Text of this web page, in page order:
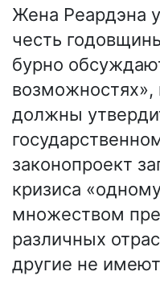
Жена Реардэна
честь
бурно
возможностях»,
должны
законопроект
кризиса
множеством
различных
другие не